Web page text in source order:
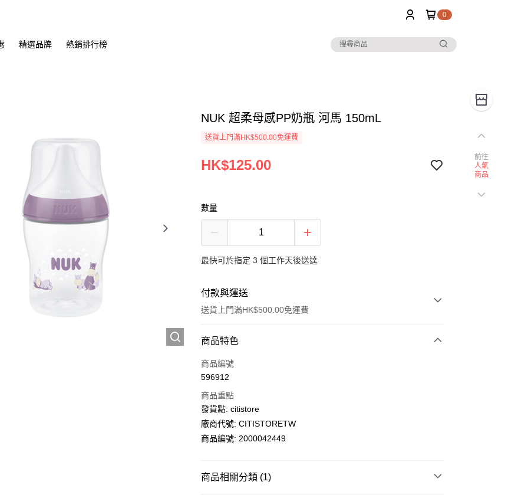
0
精選品牌 熱銷排行榜
NUK 超柔母感PP奶瓶 河馬 150mL
送貨上門滿HK$500.00免運費
HK$125.00
數量
最快可於指定 3 個工作天後送達
付款與運送
送貨上門滿HK$500.00免運費
付款方式
信用卡
PayMe
WeChat Pay
商品特色
商品編號
596912
商品重點
發貨點: citistore
廠商代號: CITISTORETW
商品編號: 2000042449
商品相關分類 (1)
前往
人氣
商品